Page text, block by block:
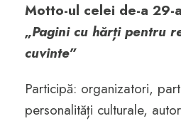
Motto-ul celei de-a 29-
„Pagini cu hărți pentru
cuvinte”
Participă: organizatori,
personalități culturale,